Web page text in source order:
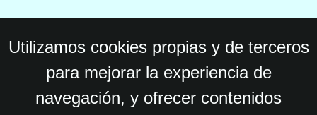
Utilizamos cookies propias y de terceros
para mejorar la experiencia de
navegación, y ofrecer contenidos